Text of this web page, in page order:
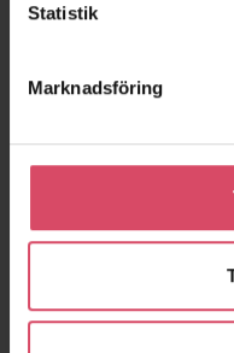
Statistik
Marknadsföring
tegel. Därför delar vi
Se